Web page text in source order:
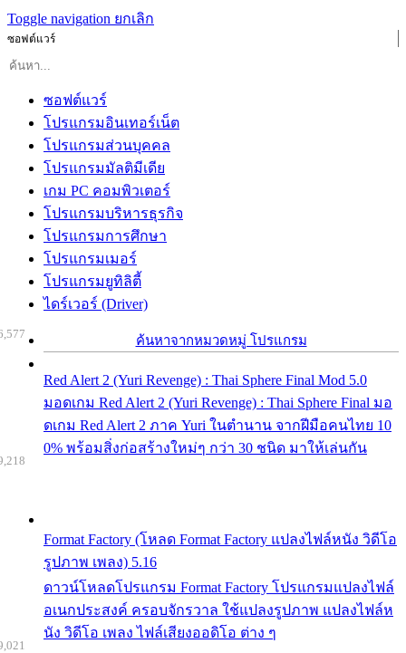
Toggle navigation ยกเลิก
ซอฟต์แวร์
ซอฟต์แวร์
โปรแกรมอินเทอร์เน็ต
โปรแกรมส่วนบุคคล
โปรแกรมมัลติมีเดีย
เกม PC คอมพิวเตอร์
โปรแกรมบริหารธุรกิจ
โปรแกรมการศึกษา
โปรแกรมเมอร์
โปรแกรมยูทิลิตี้
ไดร์เวอร์ (Driver)
ค้นหาจากหมวดหมู่ โปรแกรม
Red Alert 2 (Yuri Revenge) : Thai Sphere Final Mod 5.0
มอดเกม Red Alert 2 (Yuri Revenge) : Thai Sphere Final มอ
ดเกม Red Alert 2 ภาค Yuri ในตำนาน จากฝีมือคนไทย 10
0% พร้อมสิ่งก่อสร้างใหม่ๆ กว่า 30 ชนิด มาให้เล่นกัน
Format Factory (โหลด Format Factory แปลงไฟล์หนัง วิดีโอ
รูปภาพ เพลง) 5.16
ดาวน์โหลดโปรแกรม Format Factory โปรแกรมแปลงไฟล์
อเนกประสงค์ ครอบจักรวาล ใช้แปลงรูปภาพ แปลงไฟล์ห
นัง วิดีโอ เพลง ไฟล์เสียงออดิโอ ต่าง ๆ